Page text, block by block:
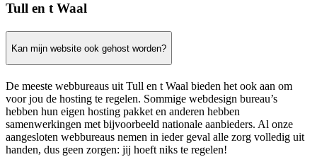
Tull en t Waal
Kan mijn website ook gehost worden?
De meeste webbureaus uit Tull en t Waal bieden het ook aan om
voor jou de hosting te regelen. Sommige webdesign bureau’s
hebben hun eigen hosting pakket en anderen hebben
samenwerkingen met bijvoorbeeld nationale aanbieders. Al onze
aangesloten webbureaus nemen in ieder geval alle zorg volledig uit
handen, dus geen zorgen: jij hoeft niks te regelen!